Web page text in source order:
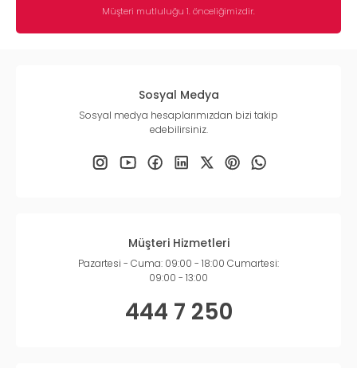
Müşteri mutluluğu 1. önceliğimizdir.
Sosyal Medya
Sosyal medya hesaplarımızdan bizi takip
edebilirsiniz.
Müşteri Hizmetleri
Pazartesi - Cuma: 09:00 - 18:00 Cumartesi:
09:00 - 13:00
444 7 250